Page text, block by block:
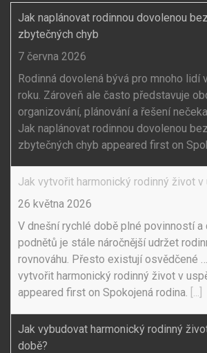
Jak naplánovat rodinnou dovolenou
zbytečných chyb
7 června 2026
Rodinná dovolená bývá pro mnoho lidí
roku. Zároveň ale často představuje
organizování, plánování a řešení
Jak naplánovat rodinnou dovolenou
zbytečných chyb appeared first on
Jak vytvořit harmonický rodinný život v
26 května 2026
V dnešní rychlé době plné povinností a
podnětů je stále náročnější udržet
rovnováhu. Přesto existují osvědčené
vytvořit harmonický rodinný život v
appeared first on Spokojená rodina. [...]
Jak vybudovat harmonický rodinný
době?